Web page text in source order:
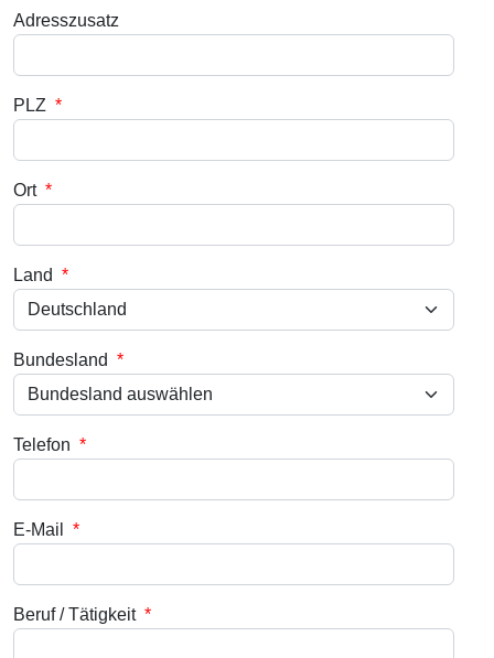
Adresszusatz
PLZ *
Ort *
Land *
Bundesland *
Telefon *
E-Mail *
Beruf / Tätigkeit *